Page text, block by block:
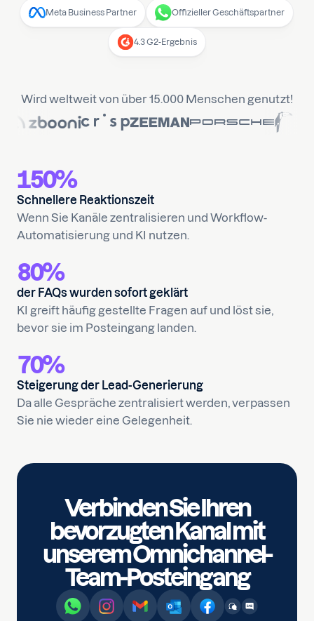
Meta Business Partner Offizieller Geschäftspartner
4.3 G2-Ergebnis
Wird weltweit von über 15.000 Menschen genutzt!
150%
Schnellere Reaktionszeit
Wenn Sie Kanäle zentralisieren und Workflow-
Automatisierung und KI nutzen.
80%
der FAQs wurden sofort geklärt
KI greift häufig gestellte Fragen auf und löst sie,
bevor sie im Posteingang landen.
70%
Steigerung der Lead-Generierung
Da alle Gespräche zentralisiert werden, verpassen
Sie nie wieder eine Gelegenheit.
Verbinden Sie Ihren
bevorzugten Kanal mit
unserem Omnichannel-
Team-Posteingang